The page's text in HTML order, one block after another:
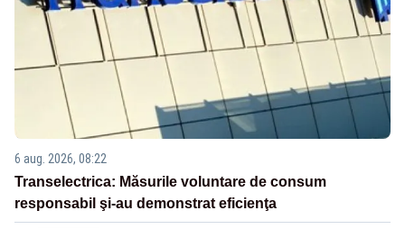
6 aug. 2026, 08:22
Transelectrica: Măsurile voluntare de consum
responsabil şi-au demonstrat eficienţa